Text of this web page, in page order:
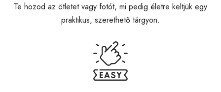
Te hozod az ötletet vagy fotót, mi pedig életre keltjük egy
praktikus, szerethető tárgyon.